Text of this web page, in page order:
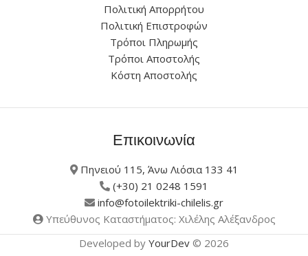
Πολιτική Απορρήτου
Πολιτική Επιστροφών
Τρόποι Πληρωμής
Τρόποι Αποστολής
Κόστη Αποστολής
Επικοινωνία
Πηνειού 115, Άνω Λιόσια 133 41
(+30) 21 0248 1591
info@fotoilektriki-chilelis.gr
Υπεύθυνος Καταστήματος: Χιλέλης Αλέξανδρος
Developed by YourDev © 2026